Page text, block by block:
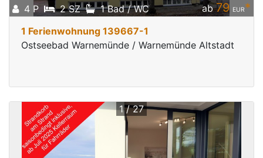
4 P 2 SZ 1 Bad / WC ab79 EUR*
1 Ferienwohnung 139667-1
Ostseebad Warnemünde / Warnemünde Altstadt
1 / 27